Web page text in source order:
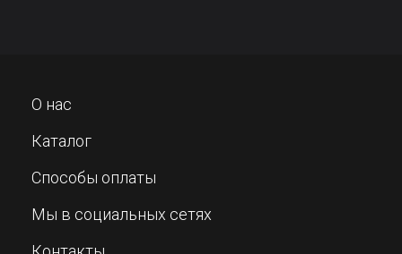
О нас
Каталог
Способы оплаты
Мы в социальных сетях